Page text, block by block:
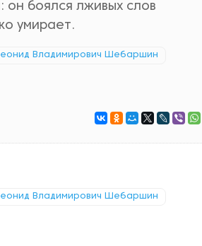
он боялся лживых слов
умирает.
Владимирович Шебаршин
Владимирович Шебаршин